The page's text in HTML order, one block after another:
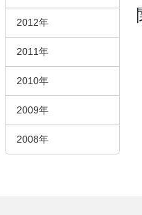
2012年
2011年
2010年
2009年
2008年